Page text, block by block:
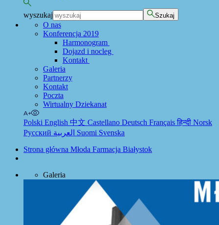
wyszukaj Szukaj
O nas
Konferencja 2019
Harmonogram
Dojazd i nocleg
Kontakt
Galeria
Partnerzy
Kontakt
Poczta
Wirtualny Dziekanat
Polski English 中文 Castellano Deutsch Françaisहिन्दी Norsk
Русский
Suomi Svenska
Strona główna Młoda Farmacja Białystok
Galeria